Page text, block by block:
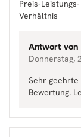
Preis-Leistungs-
Verhältnis
Antwort von
Donnerstag,
Sehr
Bewertung.